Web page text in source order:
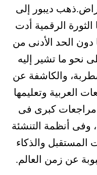
ديبور إلى
الثورة الرقمية أدت
دون الحد الأدنى من
نحو ما تشير إليه
والكاشفة عن
العربية وتعليمها
مراجعات كبرى فى
وفى أنظمة التنشئة
المستقبل والذكاء
عن زمن العالم.